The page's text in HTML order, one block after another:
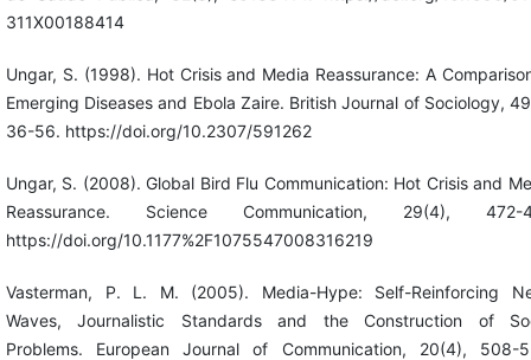
311X00188414
Ungar, S. (1998). Hot Crisis and Media Reassurance: A
Emerging Diseases and Ebola Zaire. British Journal of Sociology,
36-56. https://doi.org/10.2307/591262
Ungar, S. (2008). Global Bird Flu Communication: Hot Crisis and
Reassurance. Science Communication, 29(4), 472-
https://doi.org/10.1177%2F1075547008316219
Vasterman, P. L. M. (2005). Media-Hype: Self-Reinforcing
Waves, Journalistic Standards and the Construction of
Problems. European Journal of Communication, 20(4), 508-